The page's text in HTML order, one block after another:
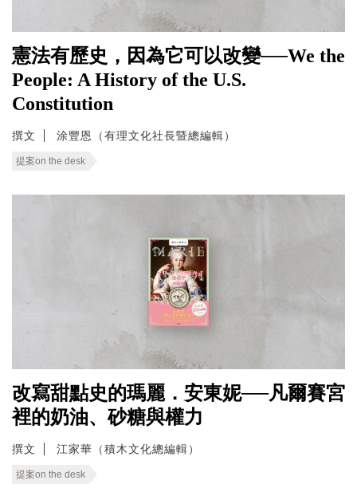
憲法有歷史，因為它可以改變──We the
People: A History of the U.S.
Constitution
撰文 涂豐恩（有理文化社長暨總編輯）
提案on the desk
改寫甜點史的瑪麗．安東妮──凡爾賽宮
裡的奶油、砂糖與權力
撰文 江家華（積木文化總編輯）
提案on the desk